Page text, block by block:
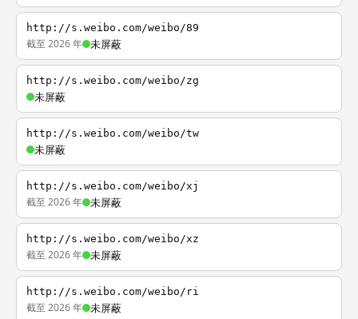
http://s.weibo.com/weibo/89
截至 2026 年 未屏蔽
http://s.weibo.com/weibo/zg
未屏蔽
http://s.weibo.com/weibo/tw
未屏蔽
http://s.weibo.com/weibo/xj
截至 2026 年 未屏蔽
http://s.weibo.com/weibo/xz
截至 2026 年 未屏蔽
http://s.weibo.com/weibo/ri
截至 2026 年 未屏蔽